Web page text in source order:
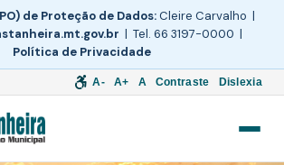
de Proteção de Dados:Cleire Carvalho |
| Tel. 66 3197-0000 |
Política de Privacidade
A- A+ A Contraste Dislexia